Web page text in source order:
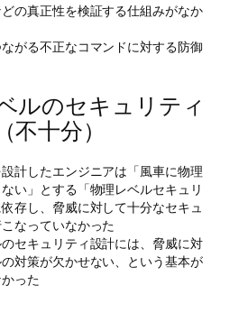
の真正性を検証する仕組みがなか
がる不正なコマンドに対する防御
ルのセキュリティ
十分）
計したエンジニアは「風車に物理
い」とする「物理レベルセキュリ
存し、脅威に対して十分なセキュ
なっていなかった
セキュリティ設計には、脅威に対
対策が欠かせない、という基本が
った